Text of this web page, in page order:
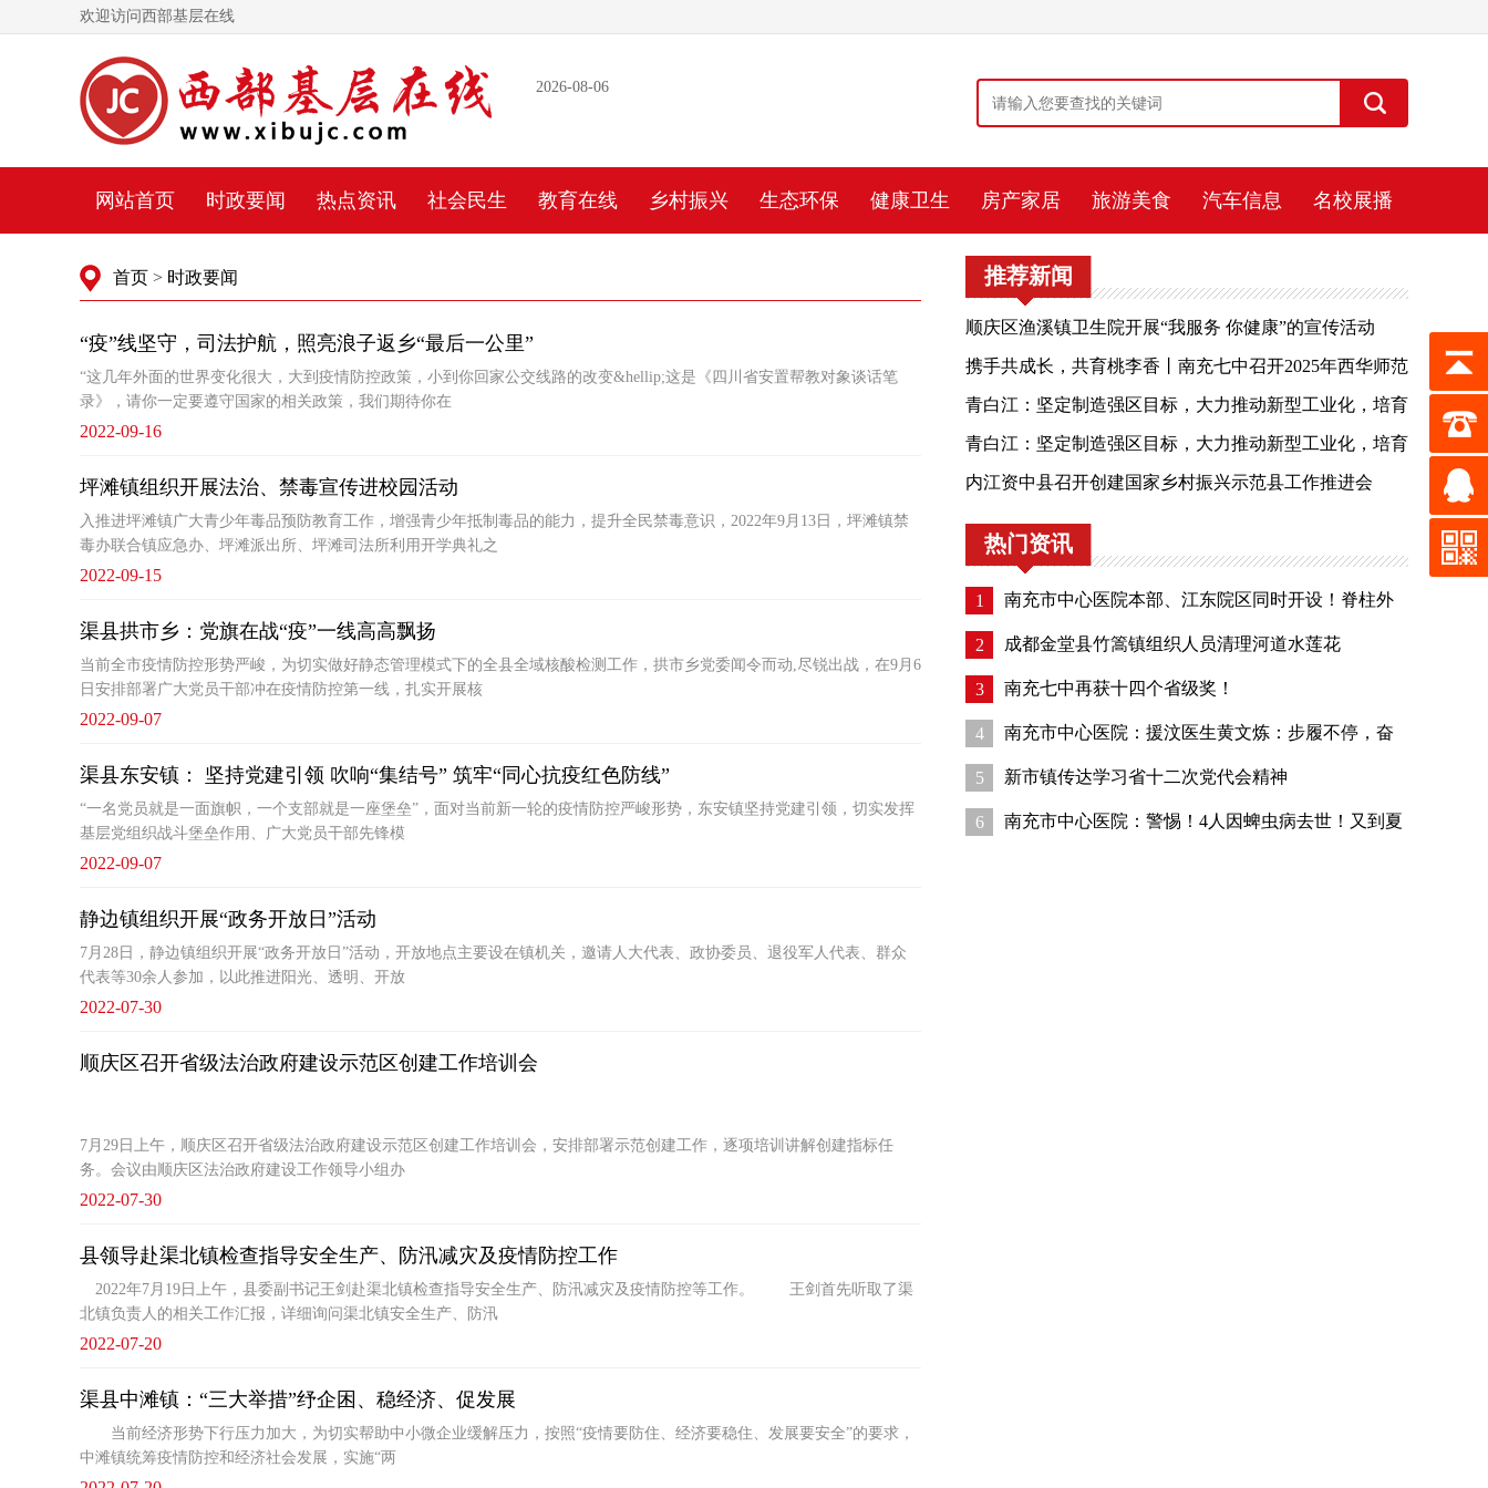
欢迎访问西部基层在线
2026-08-06
网站首页 时政要闻 热点资讯 社会民生 教育在线 乡村振兴 生态环保 健康卫生 房产家居 旅游美食 汽车信息 名校展播
首页 > 时政要闻
“疫”线坚守，司法护航，照亮浪子返乡“最后一公里”
“这几年外面的世界变化很大，大到疫情防控政策，小到你回家公交线路的改变&hellip;这是《四川省安置帮教对象谈话笔
录》，请你一定要遵守国家的相关政策，我们期待你在
2022-09-16
坪滩镇组织开展法治、禁毒宣传进校园活动
入推进坪滩镇广大青少年毒品预防教育工作，增强青少年抵制毒品的能力，提升全民禁毒意识，2022年9月13日，坪滩镇禁
毒办联合镇应急办、坪滩派出所、坪滩司法所利用开学典礼之
2022-09-15
渠县拱市乡：党旗在战“疫”一线高高飘扬
当前全市疫情防控形势严峻，为切实做好静态管理模式下的全县全域核酸检测工作，拱市乡党委闻令而动,尽锐出战，在9月6
日安排部署广大党员干部冲在疫情防控第一线，扎实开展核
2022-09-07
渠县东安镇： 坚持党建引领 吹响“集结号” 筑牢“同心抗疫红色防线”
“一名党员就是一面旗帜，一个支部就是一座堡垒”，面对当前新一轮的疫情防控严峻形势，东安镇坚持党建引领，切实发挥
基层党组织战斗堡垒作用、广大党员干部先锋模
2022-09-07
静边镇组织开展“政务开放日”活动
7月28日，静边镇组织开展“政务开放日”活动，开放地点主要设在镇机关，邀请人大代表、政协委员、退役军人代表、群众
代表等30余人参加，以此推进阳光、透明、开放
2022-07-30
顺庆区召开省级法治政府建设示范区创建工作培训会
7月29日上午，顺庆区召开省级法治政府建设示范区创建工作培训会，安排部署示范创建工作，逐项培训讲解创建指标任
务。会议由顺庆区法治政府建设工作领导小组办
2022-07-30
县领导赴渠北镇检查指导安全生产、防汛减灾及疫情防控工作
2022年7月19日上午，县委副书记王剑赴渠北镇检查指导安全生产、防汛减灾及疫情防控等工作。 王剑首先听取了渠
北镇负责人的相关工作汇报，详细询问渠北镇安全生产、防汛
2022-07-20
渠县中滩镇：“三大举措”纾企困、稳经济、促发展
当前经济形势下行压力加大，为切实帮助中小微企业缓解压力，按照“疫情要防住、经济要稳住、发展要安全”的要求，
中滩镇统筹疫情防控和经济社会发展，实施“两
推荐新闻
顺庆区渔溪镇卫生院开展“我服务 你健康”的宣传活动
携手共成长，共育桃李香丨南充七中召开2025年西华师范
大学实习生见面会
青白江：坚定制造强区目标，大力推动新型工业化，培育
发展新质生产力，奋力实现老工业基地“二次振兴”
青白江：坚定制造强区目标，大力推动新型工业化，培育
发展新质生产力，奋力实现老工业基地“二次振兴”
内江资中县召开创建国家乡村振兴示范县工作推进会
热门资讯
1 南充市中心医院本部、江东院区同时开设！脊柱外
科门诊有这些知名专家坐诊……
2 成都金堂县竹篙镇组织人员清理河道水莲花
3 南充七中再获十四个省级奖！
4 南充市中心医院：援汶医生黄文炼：步履不停，奋
战一线
5 新市镇传达学习省十二次党代会精神
6 南充市中心医院：警惕！4人因蜱虫病去世！又到夏